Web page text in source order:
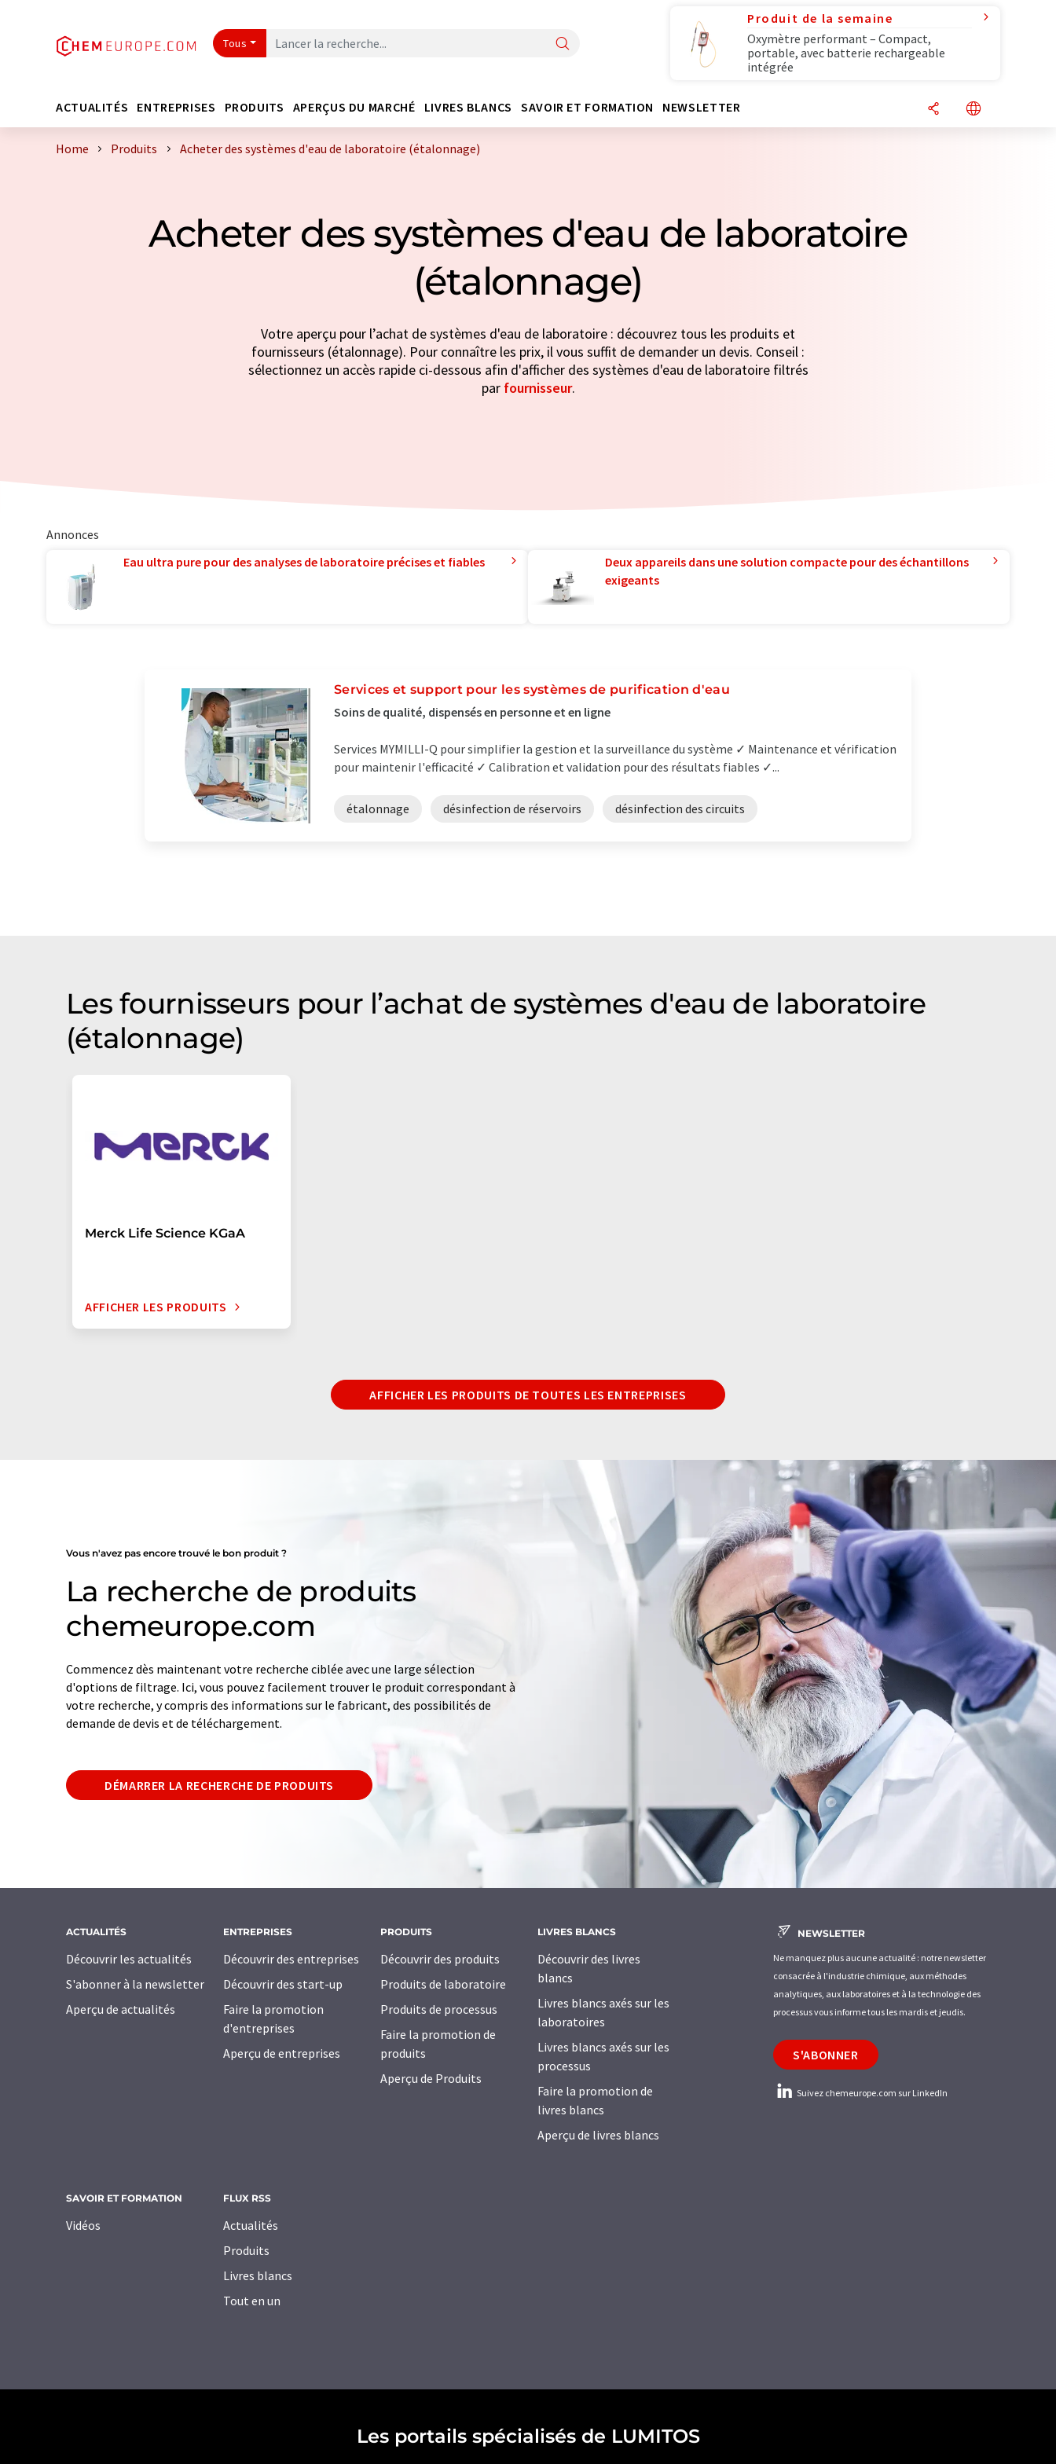
Tous
Produit de la semaine
Oxymètre performant – Compact,
portable, avec batterie rechargeable
intégrée
ACTUALITÉS ENTREPRISES PRODUITS APERÇUS DU MARCHÉ LIVRES BLANCS SAVOIR ET FORMATION NEWSLETTER
Home Produits Acheter des systèmes d'eau de laboratoire (étalonnage)
Acheter des systèmes d'eau de laboratoire
(étalonnage)
Votre aperçu pour l’achat de systèmes d'eau de laboratoire : découvrez tous les produits et
fournisseurs (étalonnage). Pour connaître les prix, il vous suffit de demander un devis. Conseil :
sélectionnez un accès rapide ci-dessous afin d'afficher des systèmes d'eau de laboratoire filtrés
par fournisseur.
Annonces
Eau ultra pure pour des analyses de laboratoire précises et fiables
Deux appareils dans une solution compacte pour des échantillons
exigeants
Services et support pour les systèmes de purification d'eau
Soins de qualité, dispensés en personne et en ligne
Services MYMILLI-Q pour simplifier la gestion et la surveillance du système ✓ Maintenance et vérification
pour maintenir l'efficacité ✓ Calibration et validation pour des résultats fiables ✓...
étalonnage désinfection de réservoirs désinfection des circuits
Les fournisseurs pour l’achat de systèmes d'eau de laboratoire
(étalonnage)
Merck Life Science KGaA
AFFICHER LES PRODUITS
AFFICHER LES PRODUITS DE TOUTES LES ENTREPRISES
Vous n'avez pas encore trouvé le bon produit ?
La recherche de produits
chemeurope.com
Commencez dès maintenant votre recherche ciblée avec une large sélection
d'options de filtrage. Ici, vous pouvez facilement trouver le produit correspondant à
votre recherche, y compris des informations sur le fabricant, des possibilités de
demande de devis et de téléchargement.
DÉMARRER LA RECHERCHE DE PRODUITS
ACTUALITÉS
Découvrir les actualités
S'abonner à la newsletter
Aperçu de actualités
ENTREPRISES
Découvrir des entreprises
Découvrir des start-up
Faire la promotion
d'entreprises
Aperçu de entreprises
PRODUITS
Découvrir des produits
Produits de laboratoire
Produits de processus
Faire la promotion de
produits
Aperçu de Produits
LIVRES BLANCS
Découvrir des livres
blancs
Livres blancs axés sur les
laboratoires
Livres blancs axés sur les
processus
Faire la promotion de
livres blancs
Aperçu de livres blancs
SAVOIR ET FORMATION
Vidéos
FLUX RSS
Actualités
Produits
Livres blancs
Tout en un
NEWSLETTER
Ne manquez plus aucune actualité : notre newsletter
consacrée à l'industrie chimique, aux méthodes
analytiques, aux laboratoires et à la technologie des
processus vous informe tous les mardis et jeudis.
S'ABONNER
Suivez chemeurope.com sur LinkedIn
Les portails spécialisés de LUMITOS